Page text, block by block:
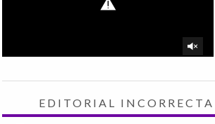
EDITORIAL INCORRECTA